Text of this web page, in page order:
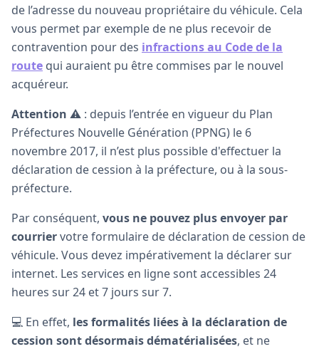
de l’adresse du nouveau propriétaire du véhicule. Cela
vous permet par exemple de ne plus recevoir de
contravention pour des infractions au Code de la
route qui auraient pu être commises par le nouvel
acquéreur.
Attention ⚠️ : depuis l’entrée en vigueur du Plan
Préfectures Nouvelle Génération (PPNG) le 6
novembre 2017, il n’est plus possible d'effectuer la
déclaration de cession à la préfecture, ou à la sous-
préfecture.
Par conséquent, vous ne pouvez plus envoyer par
courriervotre formulaire de déclaration de cession de
véhicule. Vous devez impérativement la déclarer sur
internet. Les services en ligne sont accessibles 24
heures sur 24 et 7 jours sur 7.
💻 En effet, les formalités liées à la déclaration de
cession sont désormais dématérialisées, et ne